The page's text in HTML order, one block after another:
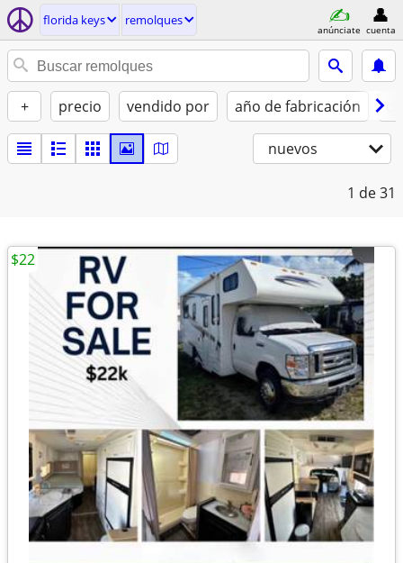
florida keys remolques
anúnciate cuenta
+ precio vendido por año de fabricación
nuevos
1 de 31
$22